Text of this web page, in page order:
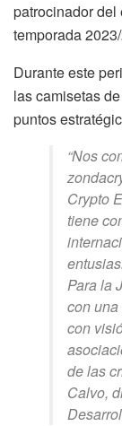
patrocinador
temporada
Durante este
las camisetas
puntos
“Nos
Crypto
tiene
Para la
con
con
de las
Calvo,